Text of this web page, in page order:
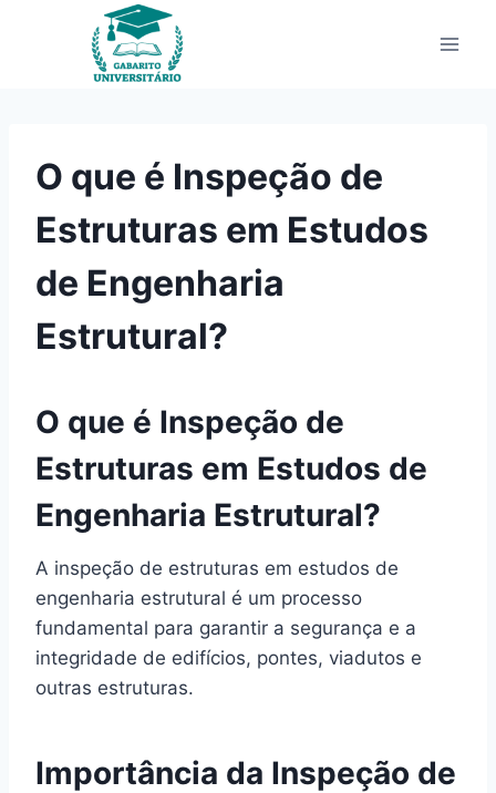
O que é Inspeção de
Estruturas em Estudos
de Engenharia
Estrutural?
O que é Inspeção de
Estruturas em Estudos de
Engenharia Estrutural?
A inspeção de estruturas em estudos de
engenharia estrutural é um processo
fundamental para garantir a segurança e a
integridade de edifícios, pontes, viadutos e
outras estruturas.
Importância da Inspeção de